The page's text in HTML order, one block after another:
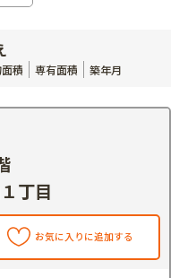
積 専有面積 築年月
丁目
お気に入りに追加する